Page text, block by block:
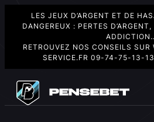
LES JEUX D’ARGENT ET DE
DANGEREUX : PERTES
RETROUVEZ NOS CONSEILS SUR
SERVICE.FR 09-74-75-13-13
contenu